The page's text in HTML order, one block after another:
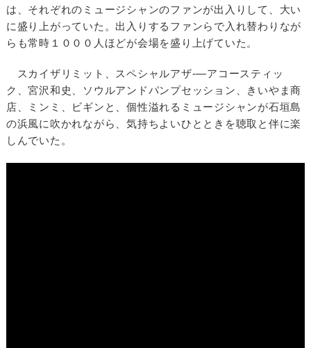
は、それぞれのミュージシャンのファンが出入りして、大い
に盛り上がっていた。出入りするファンらで入れ替わりなが
らも常時１０００人ほどが会場を盛り上げていた。
スカイザリミット、スペシャルアザ-―アコースティッ
ク、宮沢和史、ソウルアンドパンプセッション、きいやま商
店、ミンミ、ビギンと、個性溢れるミュージシャンが石垣島
の浜風に吹かれながら、気持ちよいひとときを聴取と伴に楽
しんでいた。